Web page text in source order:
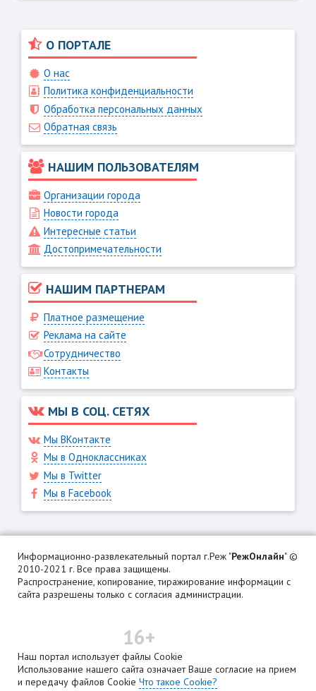
О ПОРТАЛЕ
О нас
Политика конфиденциальности
Обработка персональных данных
Обратная связь
НАШИМ ПОЛЬЗОВАТЕЛЯМ
Организации города
Новости города
Интересные статьи
Достопримечательности
НАШИМ ПАРТНЕРАМ
Платное размещение
Реклама на сайте
Сотрудничество
Контакты
МЫ В СОЦ. СЕТЯХ
Мы ВКонтакте
Мы в Одноклассниках
Мы в Twitter
Мы в Facebook
Информационно-развлекательный портал г.Реж "РежОнлайн" ©
2010-2021 г. Все права защищены.
Распространение, копирование, тиражирование информации с
сайта разрешены только с согласия администрации.
16+
Наш портал использует файлы Cookie
Использование нашего сайта означает Ваше согласие на прием
и передачу файлов Cookie Что такое Cookie?